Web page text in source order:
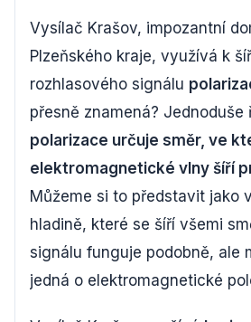
Vysílač Krašov, impozantní
Plzeňského kraje, využívá k
rozhlasového signálu
přesně znamená? Jednoduše
polarizace určuje směr, ve
elektromagnetické vlny šíří
Můžeme si to představit jako
hladině, které se šíří všemi
signálu funguje podobně, ale
jedná o elektromagnetické